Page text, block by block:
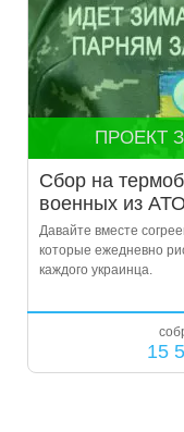
ПРОЕКТ
Сбор на
военных из АТО
Давайте вместе
которые ежедневно
каждого украинца.
15